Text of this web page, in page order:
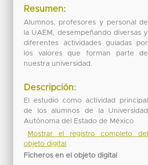
Resumen:
Alumnos, profesores y personal de
la UAEM, desempeñando diversas y
diferentes actividades guiadas por
los valores que forman parte de
nuestra universidad.
Descripción:
El estudio como actividad principal
de los alumnos de la Universidad
Autónoma del Estado de México
Mostrar el registro completo del
objeto digital
Ficheros en el objeto digital